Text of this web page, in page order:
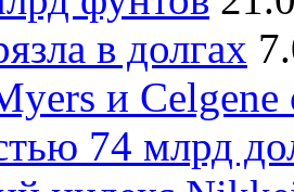
в долгах
и Celgene
74 млрд